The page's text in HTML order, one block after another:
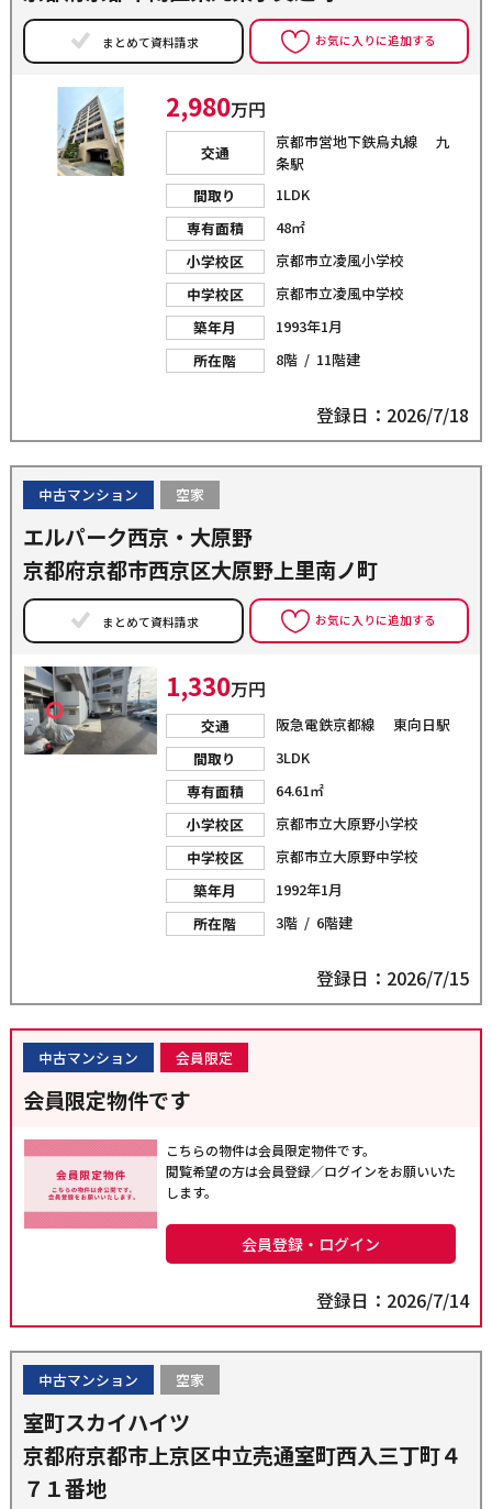
まとめて資料請求 お気に入りに追加する
2,980万円
交通
京都市営地下鉄烏丸線 九
条駅
間取り
1LDK
専有面積
48㎡
小学校区
京都市立凌風小学校
中学校区
京都市立凌風中学校
築年月
1993年1月
所在階
8階 / 11階建
登録日：2026/7/18
中古マンション 空家
エルパーク西京・大原野
京都府京都市西京区大原野上里南ノ町
まとめて資料請求 お気に入りに追加する
1,330万円
交通
阪急電鉄京都線 東向日駅
間取り
3LDK
専有面積
64.61㎡
小学校区
京都市立大原野小学校
中学校区
京都市立大原野中学校
築年月
1992年1月
所在階
3階 / 6階建
登録日：2026/7/15
中古マンション 会員限定
会員限定物件です
こちらの物件は会員限定物件です。
閲覧希望の方は会員登録／ログインをお願いいた
します。
会員登録・ログイン
登録日：2026/7/14
中古マンション 空家
室町スカイハイツ
京都府京都市上京区中立売通室町西入三丁町４
７１番地